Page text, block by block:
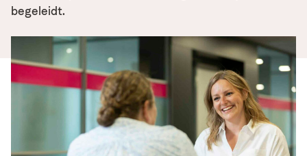
begeleidt.